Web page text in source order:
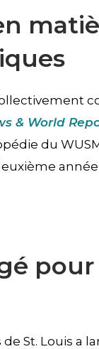
& World
du
pour
St. Louis a